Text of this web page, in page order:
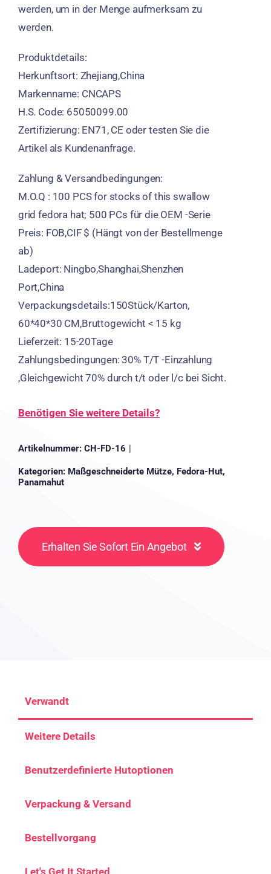
werden, um in der Menge aufmerksam zu
werden.
Produktdetails:
Herkunftsort: Zhejiang,China
Markenname: CNCAPS
H.S. Code: 65050099.00
Zertifizierung: EN71, CE oder testen Sie die
Artikel als Kundenanfrage.
Zahlung & Versandbedingungen:
M.O.Q : 100 PCS for stocks of this swallow
grid fedora hat; 500 PCs für die OEM -Serie
Preis: FOB,CIF $ (Hängt von der Bestellmenge
ab)
Ladeport: Ningbo,Shanghai,Shenzhen
Port,China
Verpackungsdetails:150Stück/Karton,
60*40*30 CM,Bruttogewicht < 15 kg
Lieferzeit: 15-20Tage
Zahlungsbedingungen: 30% T/T -Einzahlung
,Gleichgewicht 70% durch t/t oder l/c bei Sicht.
Benötigen Sie weitere Details?
Artikelnummer: CH-FD-16 |
Kategorien: Maßgeschneiderte Mütze, Fedora-Hut,
Panamahut
Erhalten Sie Sofort Ein Angebot
Verwandt
Weitere Details
Benutzerdefinierte Hutoptionen
Verpackung & Versand
Bestellvorgang
Let's Get It Started